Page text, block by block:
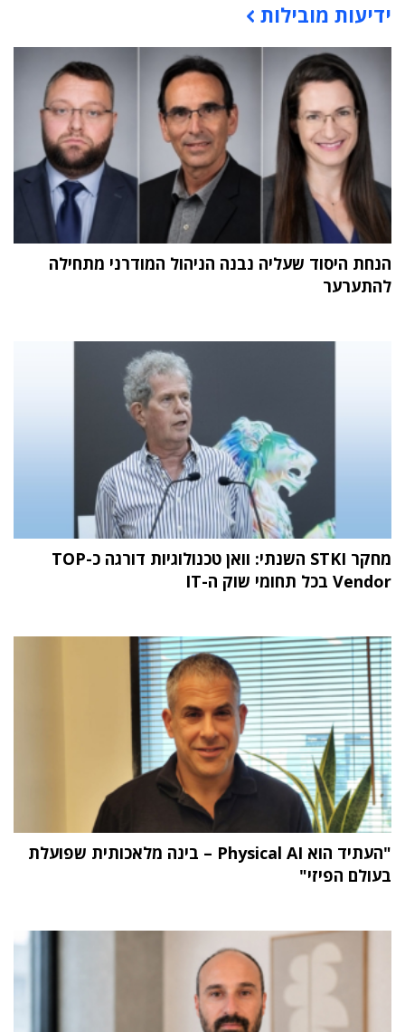
תוכן פרסומי
ידיעות מובילות
הנחת היסוד שעליה נבנה הניהול המודרני מתחילה
להתערער
מחקר STKI השנתי: וואן טכנולוגיות דורגה כ-TOP
Vendor בכל תחומי שוק ה-IT
"העתיד הוא Physical AI – בינה מלאכותית שפועלת
בעולם הפיזי"